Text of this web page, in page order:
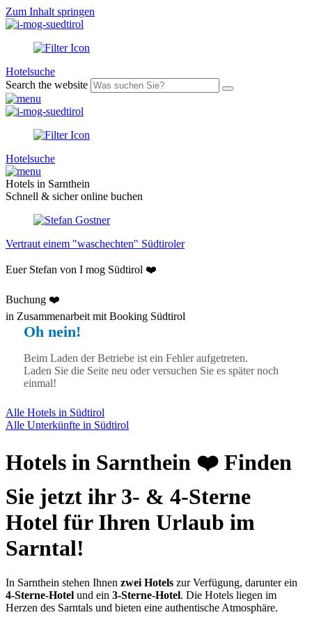
Zum Inhalt springen
Hotelsuche
Search the website
Hotelsuche
Hotels in Sarnthein
Schnell & sicher online buchen
Vertraut einem "waschechten" Südtiroler
Euer Stefan von I mog Südtirol ❤️
Buchung ❤️
in Zusammenarbeit mit Booking Südtirol
Oh nein!
Beim Laden der Betriebe ist ein Fehler aufgetreten.
Laden Sie die Seite neu oder versuchen Sie es später noch
einmal!
Alle Hotels in Südtirol
Alle Unterkünfte in Südtirol
Hotels in Sarnthein ❤️ Finden
Sie jetzt ihr 3- & 4-Sterne
Hotel für Ihren Urlaub im
Sarntal!
In Sarnthein stehen Ihnen zwei Hotels zur Verfügung, darunter ein
4-Sterne-Hotel und ein 3-Sterne-Hotel. Die Hotels liegen im
Herzen des Sarntals und bieten eine authentische Atmosphäre.